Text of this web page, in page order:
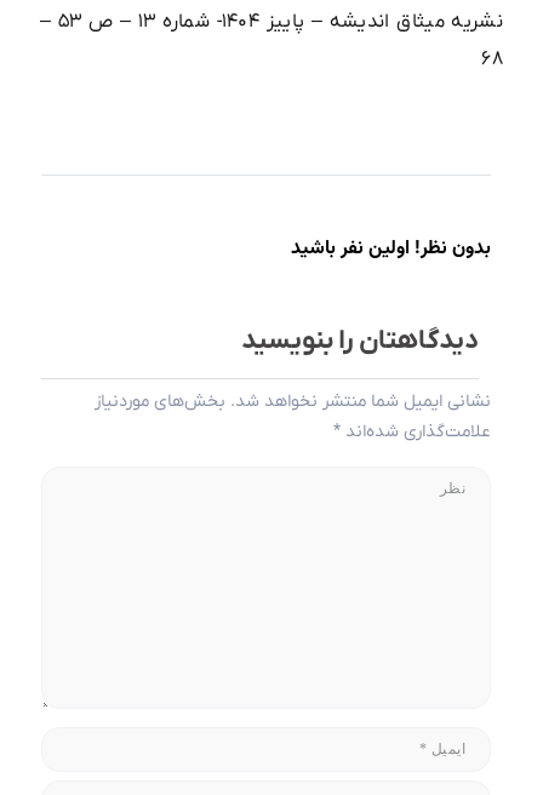
نشریه میثاق اندیشه – پاییز ۱۴۰۴- شماره ۱۳ – ص ۵۳ –
۶۸
بدون نظر! اولین نفر باشید
دیدگاهتان را بنویسید
نشانی ایمیل شما منتشر نخواهد شد. بخش‌های موردنیاز
علامت‌گذاری شده‌اند *